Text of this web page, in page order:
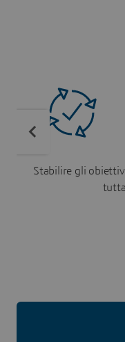
Stabilire gli